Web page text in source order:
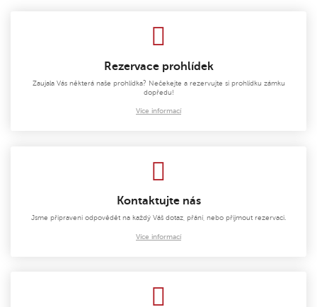
Rezervace prohlídek
Zaujala Vás některá naše prohlídka? Nečekejte a rezervujte si prohlídku zámku
dopředu!
Více informací
Kontaktujte nás
Jsme připraveni odpovědět na každý Váš dotaz, přání, nebo přijmout rezervaci.
Více informací